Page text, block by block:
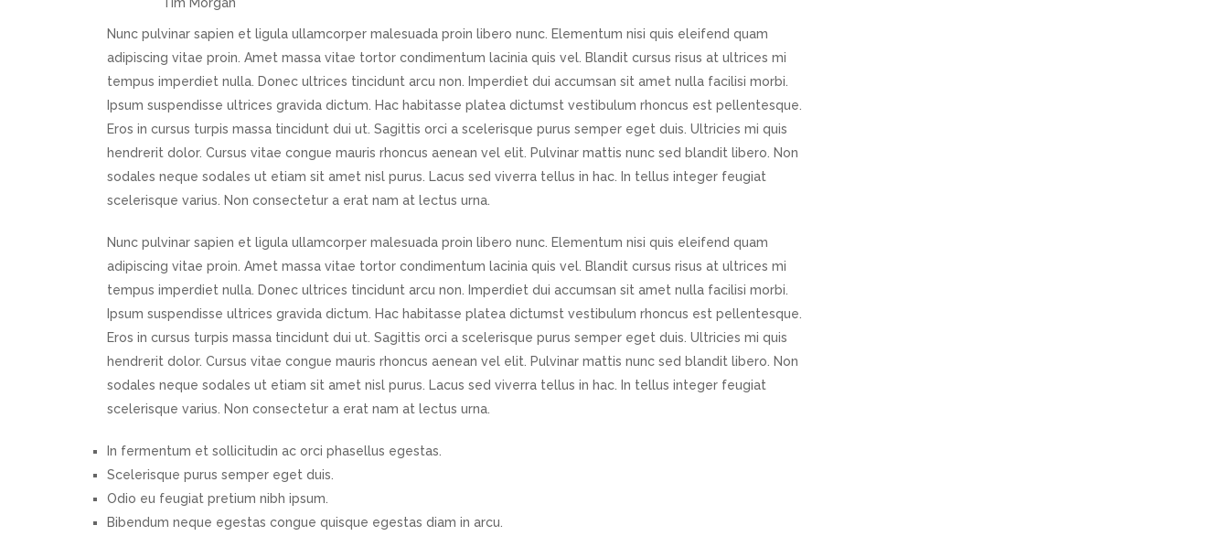
Nunc pulvinar sapien et ligula ullamcorper malesuada proin libero nunc. Elementum nisi quis eleifend quam
adipiscing vitae proin. Amet massa vitae tortor condimentum lacinia quis vel. Blandit cursus risus at ultrices mi
tempus imperdiet nulla. Donec ultrices tincidunt arcu non. Imperdiet dui accumsan sit amet nulla facilisi morbi.
Ipsum suspendisse ultrices gravida dictum. Hac habitasse platea dictumst vestibulum rhoncus est pellentesque.
Eros in cursus turpis massa tincidunt dui ut. Sagittis orci a scelerisque purus semper eget duis. Ultricies mi quis
hendrerit dolor. Cursus vitae congue mauris rhoncus aenean vel elit. Pulvinar mattis nunc sed blandit libero. Non
sodales neque sodales ut etiam sit amet nisl purus. Lacus sed viverra tellus in hac. In tellus integer feugiat
scelerisque varius. Non consectetur a erat nam at lectus urna.
Nunc pulvinar sapien et ligula ullamcorper malesuada proin libero nunc. Elementum nisi quis eleifend quam
adipiscing vitae proin. Amet massa vitae tortor condimentum lacinia quis vel. Blandit cursus risus at ultrices mi
tempus imperdiet nulla. Donec ultrices tincidunt arcu non. Imperdiet dui accumsan sit amet nulla facilisi morbi.
Ipsum suspendisse ultrices gravida dictum. Hac habitasse platea dictumst vestibulum rhoncus est pellentesque.
Eros in cursus turpis massa tincidunt dui ut. Sagittis orci a scelerisque purus semper eget duis. Ultricies mi quis
hendrerit dolor. Cursus vitae congue mauris rhoncus aenean vel elit. Pulvinar mattis nunc sed blandit libero. Non
sodales neque sodales ut etiam sit amet nisl purus. Lacus sed viverra tellus in hac. In tellus integer feugiat
scelerisque varius. Non consectetur a erat nam at lectus urna.
In fermentum et sollicitudin ac orci phasellus egestas.
Scelerisque purus semper eget duis.
Odio eu feugiat pretium nibh ipsum.
Bibendum neque egestas congue quisque egestas diam in arcu.